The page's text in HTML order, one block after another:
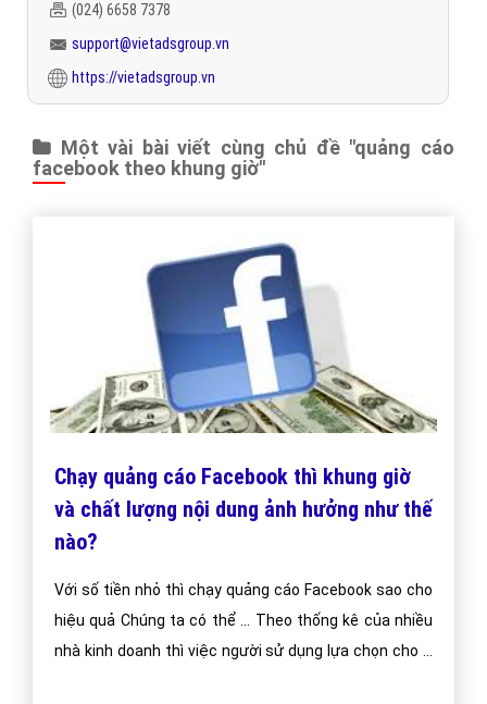
(024) 6658 7378
support@vietadsgroup.vn
https://vietadsgroup.vn
Một vài bài viết cùng chủ đề "quảng cáo
facebook theo khung giờ"
Chạy quảng cáo Facebook thì khung giờ
và chất lượng nội dung ảnh hưởng như thế
nào?
Với số tiền nhỏ thì chạy quảng cáo Facebook sao cho
hiệu quả Chúng ta có thể ... Theo thống kê của nhiều
nhà kinh doanh thì việc người sử dụng lựa chọn cho ...